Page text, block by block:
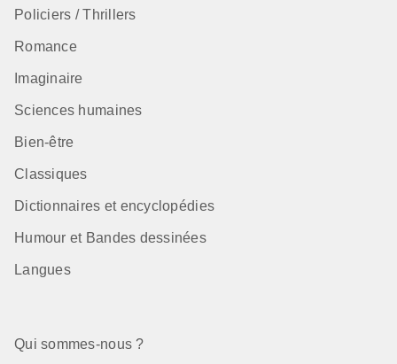
Policiers / Thrillers
Romance
Imaginaire
Sciences humaines
Bien-être
Classiques
Dictionnaires et encyclopédies
Humour et Bandes dessinées
Langues
Qui sommes-nous ?